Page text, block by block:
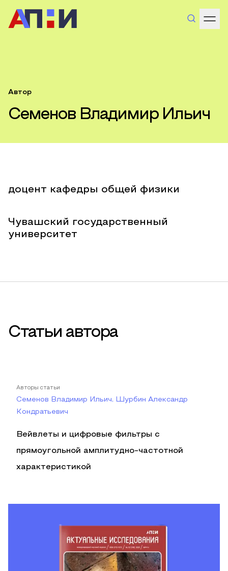
Автор
Семенов Владимир Ильич
доцент кафедры общей физики
Чувашский государственный
университет
Статьи автора
Авторы статьи
Семенов Владимир Ильич, Шурбин Александр
Кондратьевич
Вейвлеты и цифровые фильтры с
прямоугольной амплитудно-частотной
характеристикой